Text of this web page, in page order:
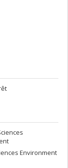
Environment